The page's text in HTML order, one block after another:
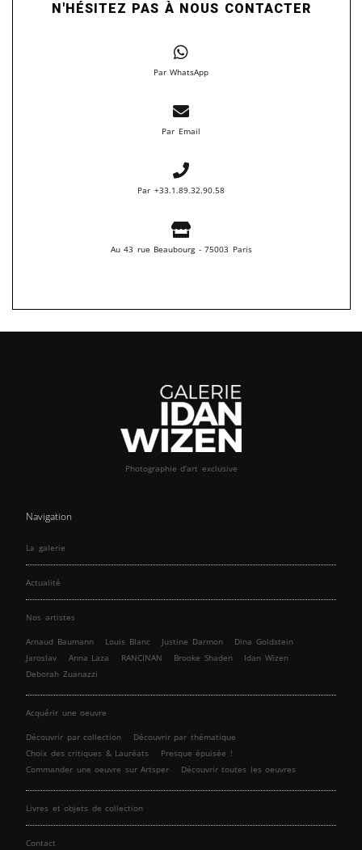
N'HÉSITEZ PAS À NOUS CONTACTER
Par WhatsApp
Par Email
Par +33.1.89.32.90.58
Au 43 rue Beaubourg - 75003 Paris
Photographie d’art exclusive
Navigation
La galerie
Actualité
Nos artistes
Arnaud Baumann Louis Blanc Justine Darmon
Dina Goldstein
Jaroslav
Anna Laza RANCINAN Brooke Shaden
Idan Wizen
Deborah Zuanazzi
Acquérir une oeuvre
Découvrir par collection
Découvrir par thématique
Choix des critiques & Lauréats
Presque épuisée !
Commander une oeuvre sur Artsper
Découvrir toutes les oeuvres
Livres et objets de collection
Contact